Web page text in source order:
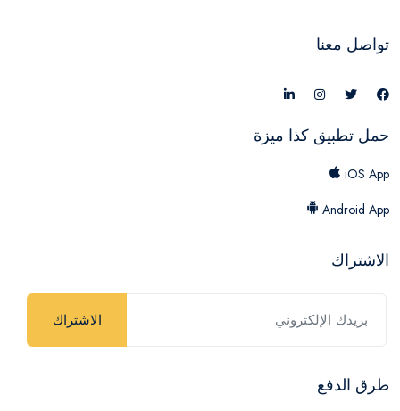
تواصل معنا
حمل تطبيق كذا ميزة
iOS App
Android App
الاشتراك
الاشتراك
طرق الدفع